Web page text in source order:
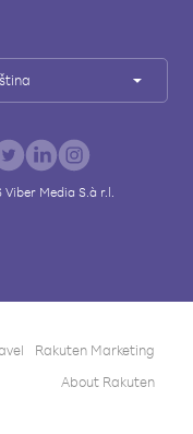
Viber Media S.à r.l.
Rakuten Marketing
About Rakuten